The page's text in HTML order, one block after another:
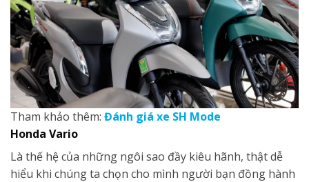
Tham khảo thêm: Đánh giá xe SH Mode
Honda Vario
Là thế hệ của những ngôi sao đầy kiêu hãnh, thật dễ
hiểu khi chúng ta chọn cho mình người bạn đồng hành